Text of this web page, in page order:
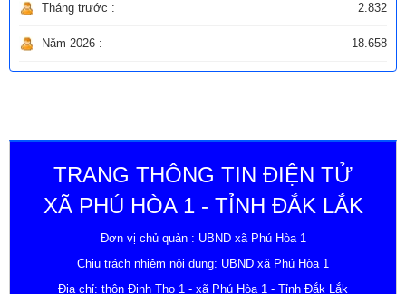
Tháng trước : 2.832
Năm 2026 : 18.658
TRANG THÔNG TIN ĐIỆN TỬ
XÃ PHÚ HÒA 1 - TỈNH ĐẮK LẮK
Đơn vị chủ quản : UBND xã Phú Hòa 1
Chịu trách nhiệm nội dung: UBND xã Phú Hòa 1
Địa chỉ: thôn Định Thọ 1 - xã Phú Hòa 1 - Tỉnh Đắk Lắk